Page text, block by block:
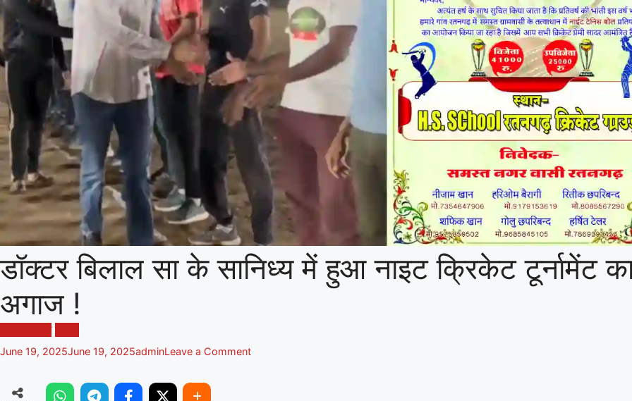
डॉक्टर बिलाल सा के सानिध्य में हुआ नाइट क्रिकेट टूर्नामेंट
अगाज !
June 19, 2025June 19, 2025adminLeave a Commenton